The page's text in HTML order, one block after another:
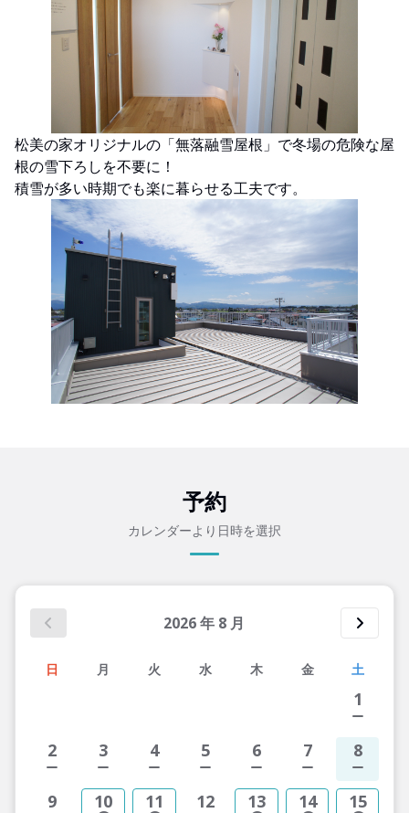
松美の家オリジナルの「無落融雪屋根」で冬場の危険な屋
根の雪下ろしを不要に！
積雪が多い時期でも楽に暮らせる工夫です。
予約
カレンダーより日時を選択
2026年 8 月
日 月 火 水 木 金 土
1
2 3 4 5 6 7 8
9 10 11 12 13 14 15